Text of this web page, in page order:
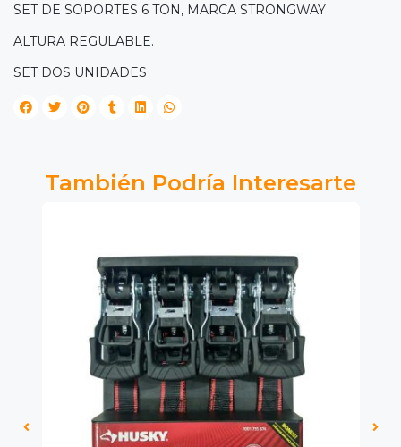
SET DE SOPORTES 6 TON, MARCA STRONGWAY
ALTURA REGULABLE.
SET DOS UNIDADES
También Podría Interesarte